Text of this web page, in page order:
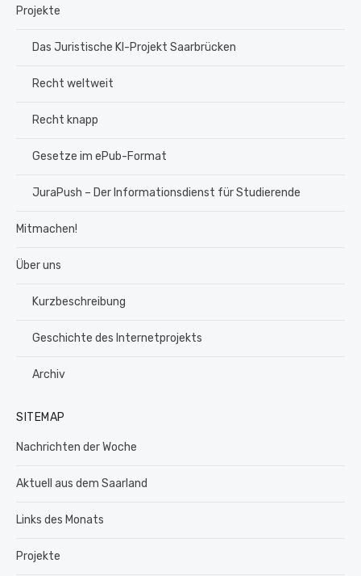
Projekte
Das Juristische KI-Projekt Saarbrücken
Recht weltweit
Recht knapp
Gesetze im ePub-Format
JuraPush – Der Informationsdienst für Studierende
Mitmachen!
Über uns
Kurzbeschreibung
Geschichte des Internetprojekts
Archiv
SITEMAP
Nachrichten der Woche
Aktuell aus dem Saarland
Links des Monats
Projekte